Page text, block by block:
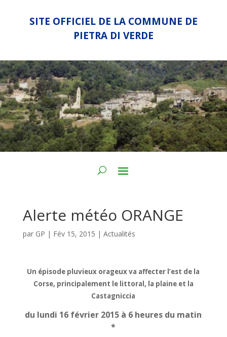
SITE OFFICIEL DE LA COMMUNE DE
PIETRA DI VERDE
Alerte météo ORANGE
par GP | Fév 15, 2015 | Actualités
Un épisode pluvieux orageux va affecter l’est de la
Corse, principalement le littoral, la plaine et la
Castagniccia
du lundi 16 février 2015 à 6 heures du matin
*